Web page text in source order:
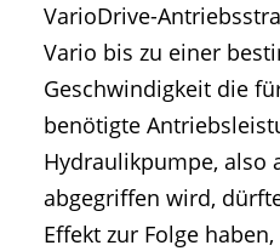
VarioDrive-
Vario bis zu einer
Geschwindigkeit die
benötigte
Hydraulikpumpe, also
abgegriffen wird,
Effekt zur Folge